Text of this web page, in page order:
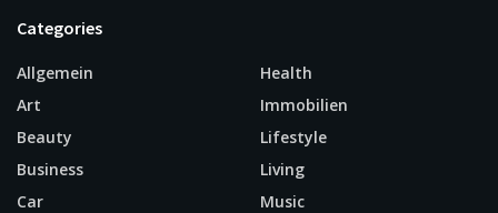
Categories
Allgemein
Art
Beauty
Business
Car
Health
Immobilien
Lifestyle
Living
Music